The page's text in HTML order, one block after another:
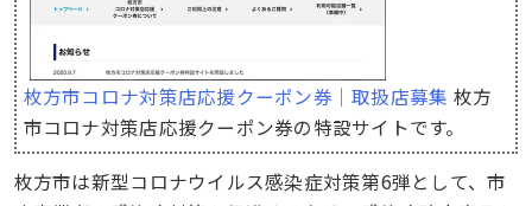
枚方市コロナ対策店応援クーポン券｜取扱店募集 枚方
市コロナ対策店応援クーポン券の特設サイトです。
枚方市は新型コロナウイルス感染症対策第6弾として、市